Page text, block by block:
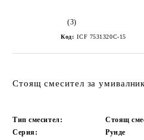
(3)
Код: ICF 7531320C-15
Стоящ смесител за
Тип смесител:
Стоящ
Серия:
Рунде